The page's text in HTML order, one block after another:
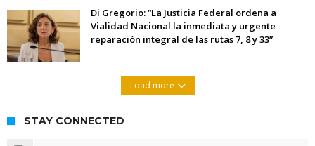
Di Gregorio: “La Justicia Federal ordena a
Vialidad Nacional la inmediata y urgente
reparación integral de las rutas 7, 8 y 33”
Load more
STAY CONNECTED